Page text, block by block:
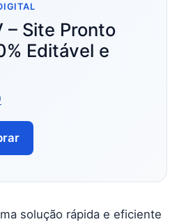
– Site Pronto
Editável e
solução rápida e eficiente